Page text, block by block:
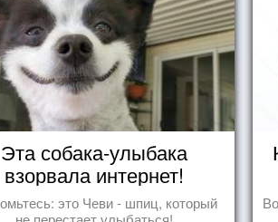
Эта собака-улыбака
взорвала интернет!
это Чеви - шпиц, который